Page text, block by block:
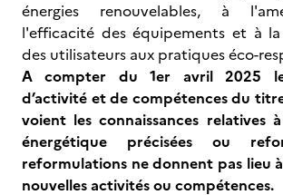
énergies renouvelables, à
l'efficacité des équipements et à la
des utilisateurs aux pratiques éco-
A compter du 1er avril 2025
d’activité et de compétences du
voient les connaissances relatives
énergétique précisées ou
reformulations ne donnent pas lieu
nouvelles activités ou compétences.